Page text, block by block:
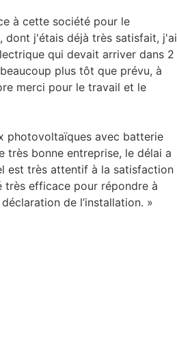
à cette société pour le
dont j'étais déjà très satisfait, j'ai
qui devait arriver dans 2
plus tôt que prévu, à
merci pour le travail et le
photovoltaïques avec batterie
très bonne entreprise, le délai a
est très attentif à la satisfaction
très efficace pour répondre à
de l’installation. »